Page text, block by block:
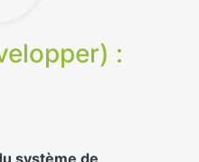
:
système de